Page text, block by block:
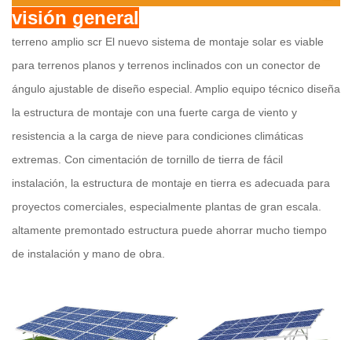
visión general
terreno amplio scr El nuevo sistema de montaje solar es viable
para terrenos planos y terrenos inclinados con un conector de
ángulo ajustable de diseño especial. Amplio equipo técnico diseña
la estructura de montaje con una fuerte carga de viento y
resistencia a la carga de nieve para condiciones climáticas
extremas. Con cimentación de tornillo de tierra de fácil
instalación, la estructura de montaje en tierra es adecuada para
proyectos comerciales, especialmente plantas de gran escala.
altamente premontado estructura puede ahorrar mucho tiempo
de instalación y mano de obra.